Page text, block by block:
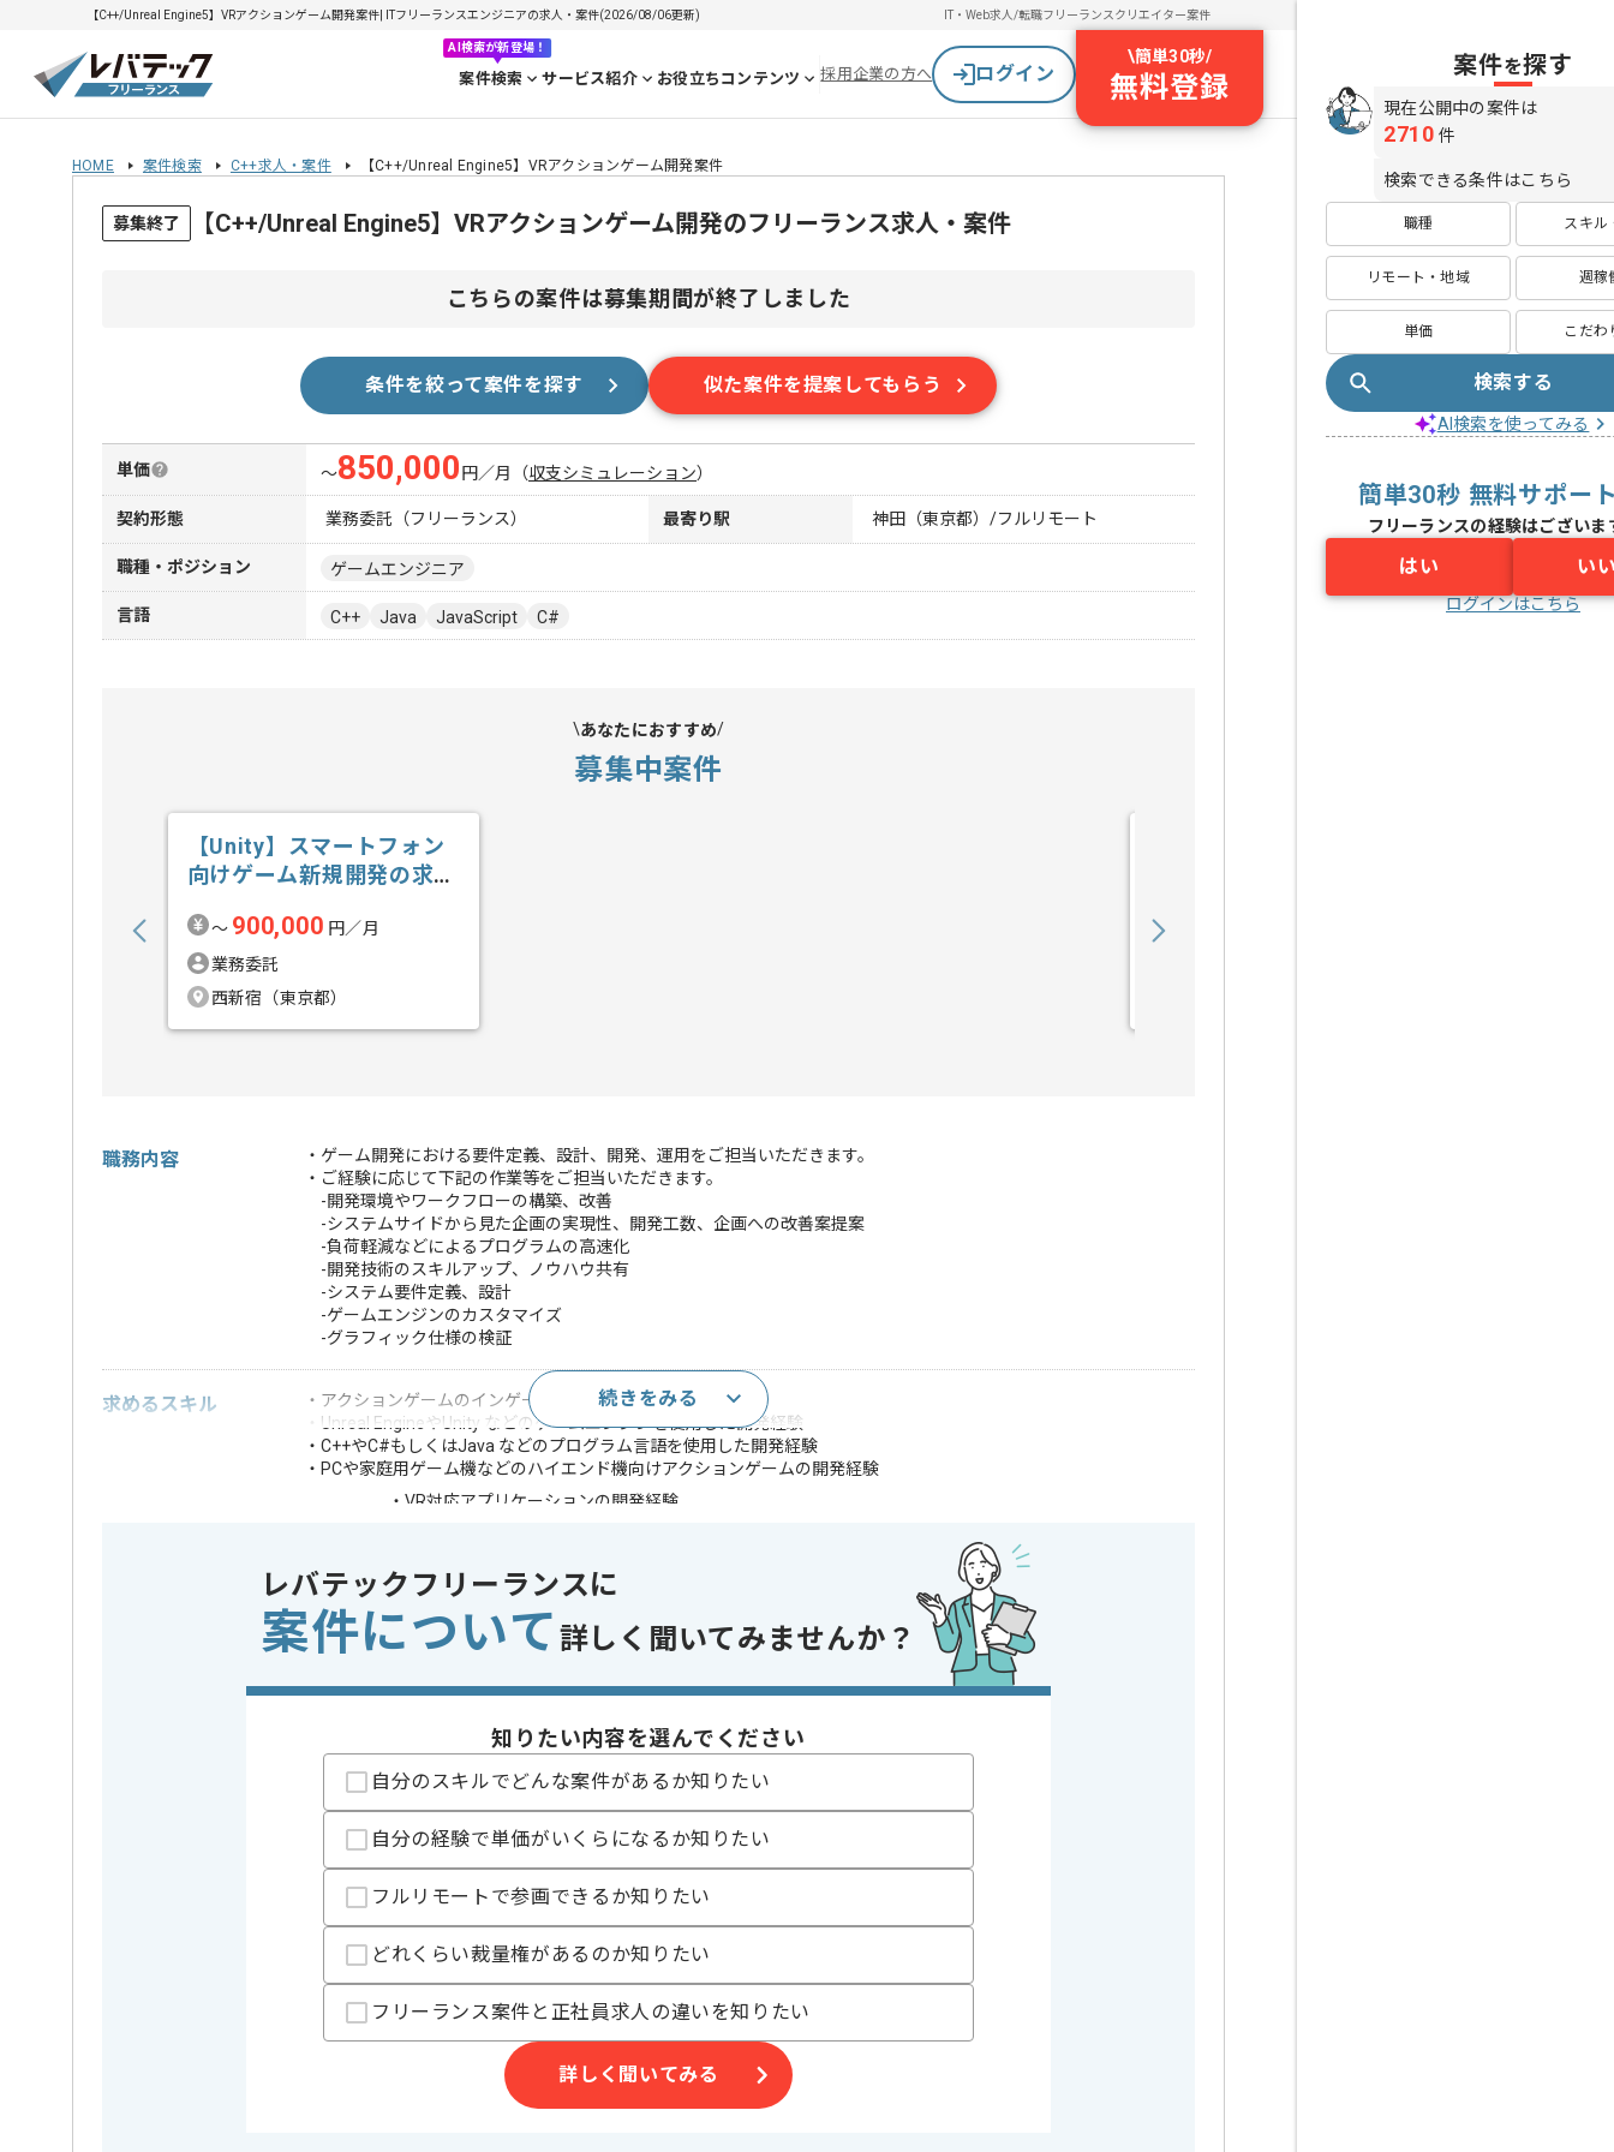
【C++/Unreal Engine5】VRアクションゲーム開発案件| ITフリーランスエンジニアの求人・案件(2026/08/06更新) IT・Web求人/転職フリーランスクリエイター案件
AI検索が新登場！
案件検索 サービス紹介 お役立ちコンテンツ 採用企業の方へ ログイン
\簡単30秒/
無料登録
HOME 案件検索 C++求人・案件 【C++/Unreal Engine5】VRアクションゲーム開発案件
募集終了 【C++/Unreal Engine5】VRアクションゲーム開発のフリーランス求人・案件
こちらの案件は募集期間が終了しました
条件を絞って案件を探す 似た案件を提案してもらう
単価 〜850,000 円／月 （収支シミュレーション）
契約形態 業務委託（フリーランス） 最寄り駅 神田（東京都）/フルリモート
職種・ポジション ゲームエンジニア
言語 C++ Java JavaScript C#
あなたにおすすめ
募集中案件
【Unity】スマートフォン
向けゲーム新規開発の求
〜 900,000 円／月
業務委託
西新宿（東京都）
職務内容
・ゲーム開発における要件定義、設計、開発、運用をご担当いただきます。
・ご経験に応じて下記の作業等をご担当いただきます。
-開発環境やワークフローの構築、改善
-システムサイドから見た企画の実現性、開発工数、企画への改善案提案
-負荷軽減などによるプログラムの高速化
-開発技術のスキルアップ、ノウハウ共有
-システム要件定義、設計
-ゲームエンジンのカスタマイズ
-グラフィック仕様の検証
求めるスキル
・アクションゲームのインゲームの実装経験
・Unreal EngineやUnity などのゲームエンジンを使用した開発経験
・C++やC#もしくはJava などのプログラム言語を使用した開発経験
・PCや家庭用ゲーム機などのハイエンド機向けアクションゲームの開発経験
歓迎スキル
・VR対応アプリケーションの開発経験
・グラフィックスレンダリングに関する知見
・描画パフォーマンスのチューニング経験
・AIによるキャラクター制御プログラムの開発経験
・リアルタイムマルチプレイゲームの開発経験
・メインプログラマーやリードプログラマーの実務経験
Linux , Windows
クラウド
Google Cloud Platform , AWS
ゲームエンジン
Unity
開発ツール
Docker , Git , Jenkins
業界
業務内容
新規開発 , 追加開発 , アプリ開発 , チューニング , 自社製品開発
新規立ち上げ , 参画実績あり , 20代活躍中 , 30代活躍中 , 高トラフィック
140時間〜180時間
続きをみる
レバテックフリーランスに
案件について 詳しく聞いてみませんか？
知りたい内容を選んでください
自分のスキルでどんな案件があるか知りたい
自分の経験で単価がいくらになるか知りたい
フルリモートで参画できるか知りたい
どれくらい裁量権があるのか知りたい
フリーランス案件と正社員求人の違いを知りたい
詳しく聞いてみる
案件を探す
現在公開中の案件は
2710 件
検索できる条件はこちら
職種 スキル
リモート・地域 週稼
単価 こだわ
検索する
AI検索を使ってみる
簡単30秒 無料サポー
フリーランスの経験はございま
はい い
ログインはこちら